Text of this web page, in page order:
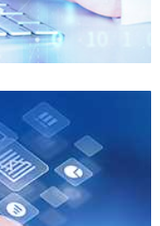
、抖音、 小红书、快